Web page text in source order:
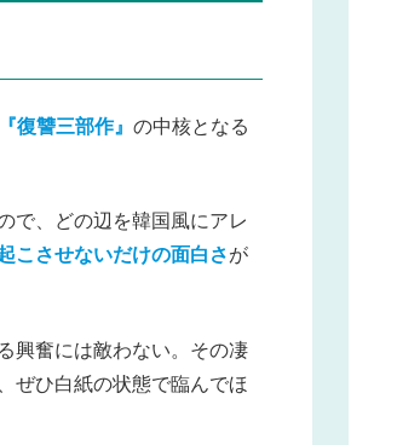
『復讐三部作』 の中核となる
で、どの辺を韓国風にアレ
こさせないだけの面白さが
興奮には敵わない。その凄
ぜひ白紙の状態で臨んでほ